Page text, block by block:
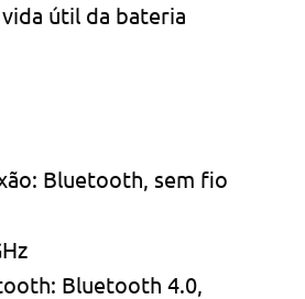
útil da bateria
Bluetooth, sem fio
Bluetooth 4.0,